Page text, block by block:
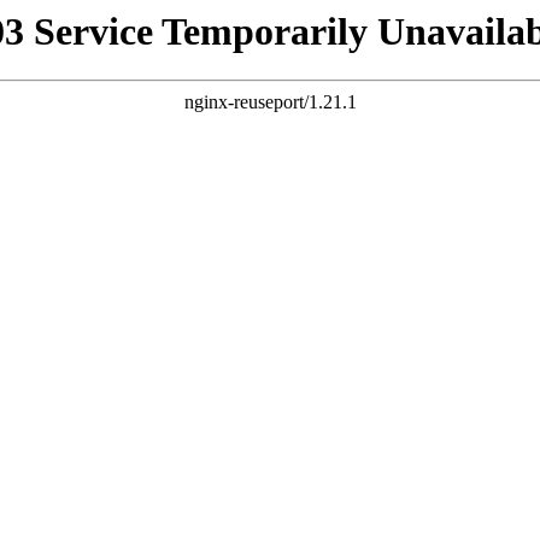
Service Temporarily
nginx-reuseport/1.21.1